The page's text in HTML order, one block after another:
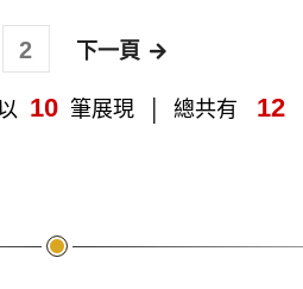
2 下一頁
10 筆展現 總共有 12